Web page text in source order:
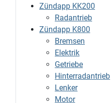
Zündapp KK200
Radantrieb
Zündapp K800
Bremsen
Elektrik
Getriebe
Hinterradantrieb
Lenker
Motor